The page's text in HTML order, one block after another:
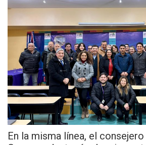
En la misma línea, el